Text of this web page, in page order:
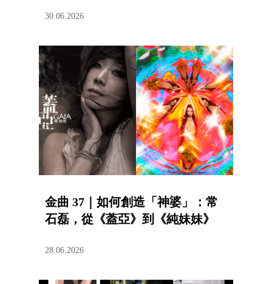
30.06.2026
金曲 37｜如何創造「神婆」：常
石磊，從《蓋亞》到《純妹妹》
28.06.2026